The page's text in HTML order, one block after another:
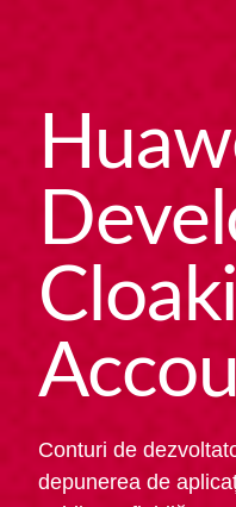
Conturi de
depunerea de